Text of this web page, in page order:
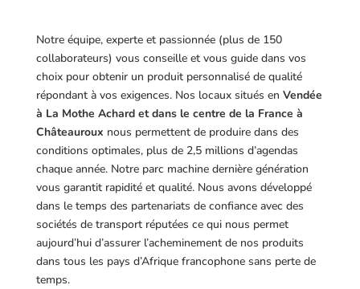
Notre équipe, experte et passionnée (plus de 150
collaborateurs) vous conseille et vous guide dans vos
choix pour obtenir un produit personnalisé de qualité
répondant à vos exigences. Nos locaux situés en Vendée
à La Mothe Achard et dans le centre de la France à
Châteauroux nous permettent de produire dans des
conditions optimales, plus de 2,5 millions d’agendas
chaque année. Notre parc machine dernière génération
vous garantit rapidité et qualité. Nous avons développé
dans le temps des partenariats de confiance avec des
sociétés de transport réputées ce qui nous permet
aujourd’hui d’assurer l’acheminement de nos produits
dans tous les pays d’Afrique francophone sans perte de
temps.